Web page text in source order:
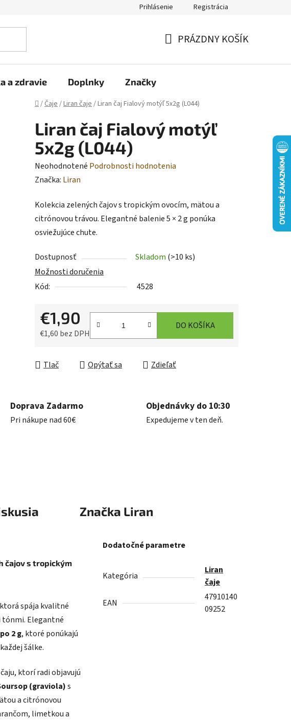
Prihlásenie Registrácia
PRÁZDNY KOŠÍK
a zdravie Doplnky Značky
Domov
/Čaje/Liran čaje/Liran čaj Fialový motýľ 5x2g (L044)
Liran čaj Fialový motýľ
5x2g (L044)
Priemerné
hodnotenie
je
0,0
z
hviezdičiek.
Neohodnotené Podrobnosti hodnotenia
Značka: Liran
Kolekcia zelených čajov s tropickým ovocím, mätou a
citrónovou trávou. Elegantné balenie 5 × 2 g ponúka
osviežujúce chute.
Dostupnosť Skladom (>10 ks)
Možnosti doručenia
Kód:
4528
€1,90
€1,60 bez DPH
DO KOŠÍKA
Tlač Opýtať sa Zdieľať
Doprava Zadarmo
Pri nákupe nad 60€
Objednávky do 10:30
Expedujeme v ten deň.
Značka Liran
čajov s tropickým
spája kvalitné
tónmi. Elegantné
2 g, ktoré ponúkajú
šálke.
ktorí radi objavujú
(graviola)s
a citrónovou
limetkou a
Dodatočné parametre
Kategória
Liran
čaje
EAN
47910140
09252